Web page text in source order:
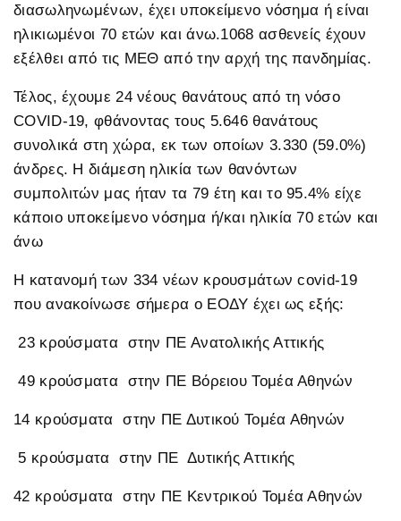
διασωληνωμένων, έχει υποκείμενο νόσημα ή είναι
ηλικιωμένοι 70 ετών και άνω.1068 ασθενείς έχουν
εξέλθει από τις ΜΕΘ από την αρχή της πανδημίας.
Τέλος, έχουμε 24 νέους θανάτους από τη νόσο
COVID-19, φθάνοντας τους 5.646 θανάτους
συνολικά στη χώρα, εκ των οποίων 3.330 (59.0%)
άνδρες. Η διάμεση ηλικία των θανόντων
συμπολιτών μας ήταν τα 79 έτη και το 95.4% είχε
κάποιο υποκείμενο νόσημα ή/και ηλικία 70 ετών και
άνω
Η κατανομή των 334 νέων κρουσμάτων covid-19
που ανακοίνωσε σήμερα ο ΕΟΔΥ έχει ως εξής:
23 κρούσματα στην ΠΕ Ανατολικής Αττικής
49 κρούσματα στην ΠΕ Βόρειου Τομέα Αθηνών
14 κρούσματα στην ΠΕ Δυτικού Τομέα Αθηνών
5 κρούσματα στην ΠΕ Δυτικής Αττικής
42 κρούσματα στην ΠΕ Κεντρικού Τομέα Αθηνών